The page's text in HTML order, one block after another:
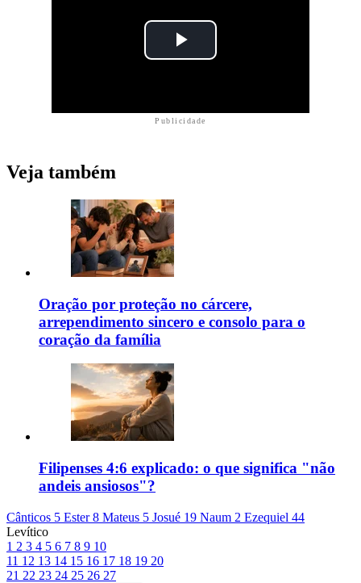
Publicidade
Veja também
Oração por proteção no cárcere,
arrependimento sincero e consolo para o
coração da família
Filipenses 4:6 explicado: o que significa "não
andeis ansiosos"?
Cânticos 5 Ester 8 Mateus 5 Josué 19 Naum 2 Ezequiel 44
Levítico
1 2 3 4 5 6 7 8 9 10
11 12 13 14 15 16 17 18 19 20
21 22 23 24 25 26 27